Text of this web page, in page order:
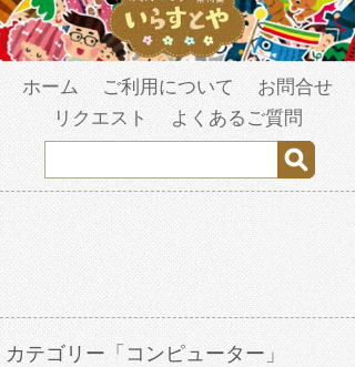
ホーム ご利用について
お問合せ
リクエスト
よくあるご質問
カテゴリー「コンピューター」